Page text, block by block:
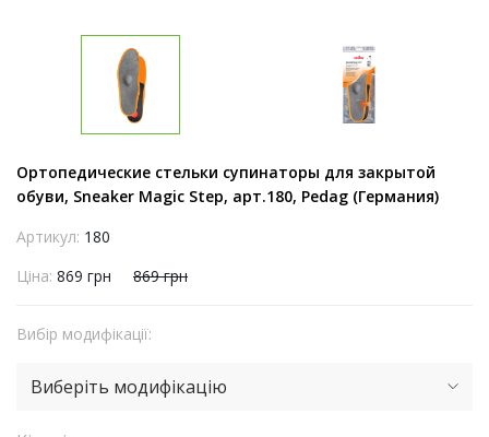
Ортопедические стельки супинаторы для закрытой
обуви, Sneaker Magic Step, арт.180, Pedag (Германия)
Артикул: 180
Ціна: 869 грн 869 грн
Вибір модифікації:
Виберіть модифікацію